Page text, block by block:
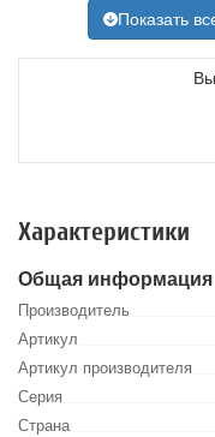
Показать
Характеристики
Общая информация
Производитель
Артикул
Артикул производителя
Серия
Страна